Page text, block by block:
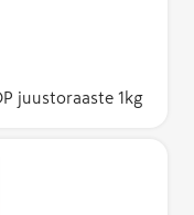
juustoraaste 1kg